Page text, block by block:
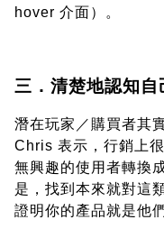
hover 介面）。
三．清楚地認知自
潛在玩家／購買者其
Chris 表示，行銷上
無興趣的使用者轉換
是，找到本來就對這
證明你的產品就是他